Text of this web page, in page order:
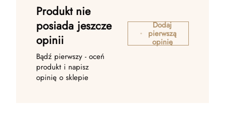
Produkt nie
posiada jeszcze
opinii
Bądź pierwszy - oceń
produkt i napisz
opinię o sklepie
Dodaj
pierwszą
opinię